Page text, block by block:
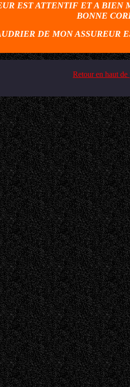
Retour en haut de
EST ATTENTIF ET A
BONNE
DE MON ASSUREUR